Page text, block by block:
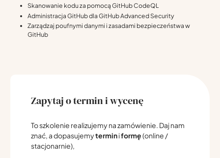
Skanowanie kodu za pomocą GitHub CodeQL
Administracja GitHub dla GitHub Advanced Security
Zarządzaj poufnymi danymi i zasadami bezpieczeństwa w
GitHub
Zapytaj o termin i wycenę
To szkolenie realizujemy na zamówienie. Daj nam
znać, a dopasujemyterminiformę(online /
stacjonarnie),